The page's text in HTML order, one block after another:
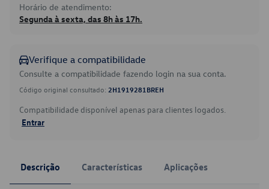
Horário de atendimento:
Segunda à sexta, das 8h às 17h.
Verifique a compatibilidade
Consulte a compatibilidade fazendo login na sua conta.
Código original consultado: 2H1919281BREH
Compatibilidade disponível apenas para clientes logados.
Entrar
Descrição Características Aplicações